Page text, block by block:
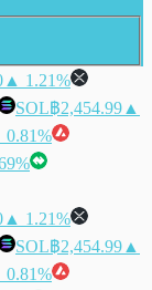
▲ 1.21%
SOL฿2,454.99 ▲
0.81%
▲ 1.21%
SOL฿2,454.99 ▲
0.81%